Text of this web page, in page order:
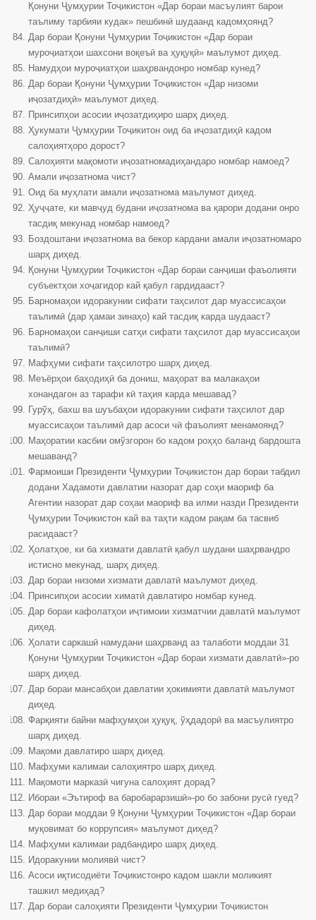
Қонуни Ҷумҳурии Тоҷикистон «Дар бораи масъулият барои
таълиму тарбияи кудак» пешбинӣ шудаанд кадомҳоянд?
Дар бораи Қонуни Ҷумҳурии Тоҷикистон «Дар бораи
муроҷиатҳои шахсони воқеъӣ ва ҳуқуқӣ» маълумот диҳед.
Намудҳои муроҷиатҳои шаҳрвандонро номбар кунед?
Дар бораи Қонуни Ҷумҳурии Тоҷикистон «Дар низоми
иҷозатдиҳӣ» маълумот диҳед.
Принсипҳои асосии иҷозатдиҳиро шарҳ диҳед.
Ҳукумати Ҷумҳурии Тоҷикитон оид ба иҷозатдиҳӣ кадом
салоҳиятҳоро дорост?
Салоҳияти мақомоти иҷозатномадиҳандаро номбар намоед?
Амали иҷозатнома чист?
Оид ба муҳлати амали иҷозатнома маълумот диҳед.
Ҳуҷҷате, ки мавҷуд будани иҷозатнома ва қарори додани онро
тасдиқ мекунад номбар намоед?
Боздоштани иҷозатнома ва бекор кардани амали иҷозатномаро
шарҳ диҳед.
Қонуни Ҷумҳурии Тоҷикистон «Дар бораи санҷиши фаъолияти
субъектҳои хоҷагидор кай қабул гардидааст?
Барномаҳои идоракунии сифати таҳсилот дар муассисаҳои
таълимӣ (дар ҳамаи зинаҳо) кай тасдиқ карда шудааст?
Барномаҳои санҷиши сатҳи сифати таҳсилот дар муассисаҳои
таълимӣ?
Мафҳуми сифати таҳсилотро шарҳ диҳед.
Меъёрҳои баҳодиҳӣ ба дониш, маҳорат ва малакаҳои
хонандагон аз тарафи кӣ таҳия карда мешавад?
Гурўҳ, бахш ва шуъбаҳои идоракунии сифати таҳсилот дар
муассисаҳои таълимӣ дар асоси чӣ фаъолият менамоянд?
Маҳоратии касбии омўзгорон бо кадом роҳҳо баланд бардошта
мешаванд?
Фармоиши Президенти Ҷумҳурии Тоҷикистон дар бораи табдил
додани Хадамоти давлатии назорат дар соҳи маориф ба
Агентии назорат дар соҳаи маориф ва илми назди Президенти
Ҷумҳурии Тоҷикистон кай ва таҳти кадом рақам ба тасвиб
расидааст?
Ҳолатҳое, ки ба хизмати давлатӣ қабул шудани шаҳрвандро
истисно мекунад, шарҳ диҳед.
Дар бораи низоми хизмати давлатӣ маълумот диҳед.
Принсипҳои асосии химатӣ давлатиро номбар кунед.
Дар бораи кафолатҳои иҷтимоии хизматчии давлатӣ маълумот
диҳед.
Ҳолати саркашӣ намудани шаҳрванд аз талаботи моддаи 31
Қонуни Ҷумҳурии Тоҷикистон «Дар бораи хизмати давлатӣ»-ро
шарҳ диҳед.
Дар бораи мансабҳои давлатии ҳокимияти давлатӣ маълумот
диҳед.
Фарқияти байни мафҳумҳои ҳуқуқ, ўҳдадорӣ ва масъулиятро
шарҳ диҳед.
Мақоми давлатиро шарҳ диҳед.
Мафҳуми калимаи салоҳиятро шарҳ диҳед.
Мақомоти марказӣ чигуна салоҳият дорад?
Ибораи «Эътироф ва баробарарзишӣ»-ро бо забони русӣ гуед?
Дар бораи моддаи 9 Қонуни Ҷумҳурии Тоҷикистон «Дар бораи
муқовимат бо коррупсия» маълумот диҳед?
Мафҳуми калимаи радбандиро шарҳ диҳед.
Идоракунии молиявӣ чист?
Асоси иқтисодиёти Тоҷикистонро кадом шакли моликият
ташкил медиҳад?
Дар бораи салоҳияти Президенти Ҷумҳурии Тоҷикистон